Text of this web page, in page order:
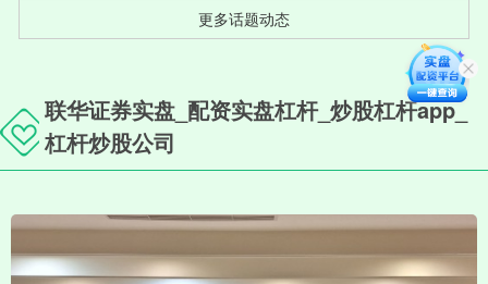
更多话题动态
联华证券实盘_配资实盘杠杆_炒股杠杆app_
杠杆炒股公司